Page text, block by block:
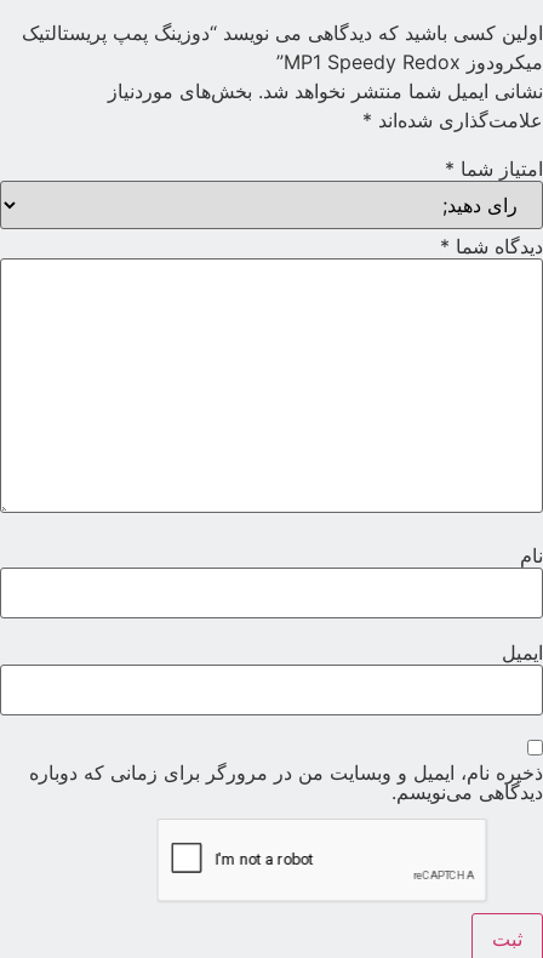
اولین کسی باشید که دیدگاهی می نویسد “دوزینگ پمپ پریستالتیک
میکرودوز MP1 Speedy Redox”
نشانی ایمیل شما منتشر نخواهد شد. بخش‌های موردنیاز
علامت‌گذاری شده‌اند *
امتیاز شما *
دیدگاه شما *
نام
ایمیل
ذخیره نام، ایمیل و وبسایت من در مرورگر برای زمانی که دوباره
دیدگاهی می‌نویسم.